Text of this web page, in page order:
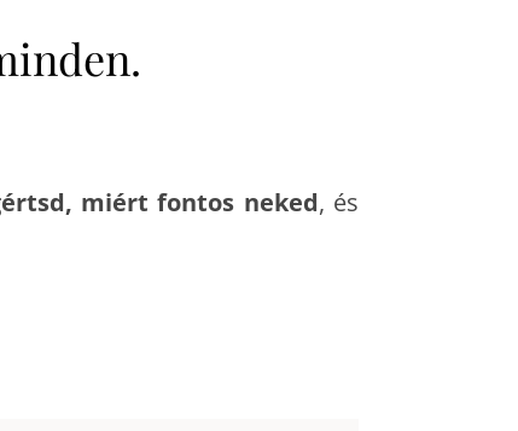
miért fontos neked, és